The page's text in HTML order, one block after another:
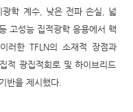
광학 계수, 낮은 전파 손실
넓
고성능 집적광학 응용에서 핵
러한 TFLN의 소재적 장점과
적 광집적회로 및 하이브리드
반을 제시했다.